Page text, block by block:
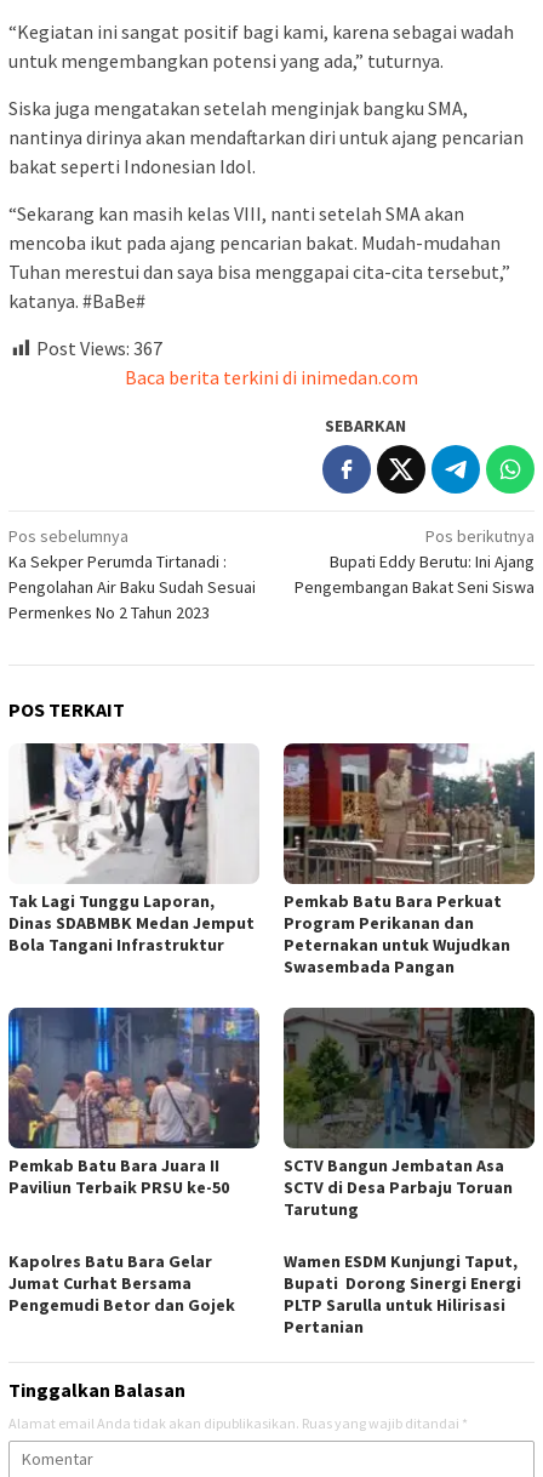
“Kegiatan ini sangat positif bagi kami, karena sebagai wadah
untuk mengembangkan potensi yang ada,” tuturnya.
Siska juga mengatakan setelah menginjak bangku SMA,
nantinya dirinya akan mendaftarkan diri untuk ajang pencarian
bakat seperti Indonesian Idol.
“Sekarang kan masih kelas VIII, nanti setelah SMA akan
mencoba ikut pada ajang pencarian bakat. Mudah-mudahan
Tuhan merestui dan saya bisa menggapai cita-cita tersebut,”
katanya. #BaBe#
Post Views: 367
Baca berita terkini di inimedan.com
SEBARKAN
Navigasi
pos
Pos sebelumnya
Ka Sekper Perumda Tirtanadi :
Pengolahan Air Baku Sudah Sesuai
Permenkes No 2 Tahun 2023
Pos berikutnya
Bupati Eddy Berutu: Ini Ajang
Pengembangan Bakat Seni Siswa
POS TERKAIT
Tak Lagi Tunggu Laporan,
Dinas SDABMBK Medan Jemput
Bola Tangani Infrastruktur
Pemkab Batu Bara Perkuat
Program Perikanan dan
Peternakan untuk Wujudkan
Swasembada Pangan
Pemkab Batu Bara Juara II
Paviliun Terbaik PRSU ke-50
SCTV Bangun Jembatan Asa
SCTV di Desa Parbaju Toruan
Tarutung
Kapolres Batu Bara Gelar
Jumat Curhat Bersama
Pengemudi Betor dan Gojek
Wamen ESDM Kunjungi Taput,
Bupati Dorong Sinergi Energi
PLTP Sarulla untuk Hilirisasi
Pertanian
Tinggalkan Balasan
Alamat email Anda tidak akan dipublikasikan. Ruas yang wajib ditandai *